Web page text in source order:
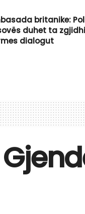
britanike:
duhet ta
dialogut